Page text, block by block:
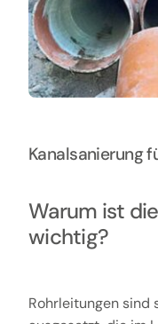
Kanalsanierung
Warum ist
wichtig?
Rohrleitungen sind